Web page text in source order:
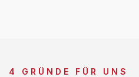
4 GRÜNDE FÜR UNS